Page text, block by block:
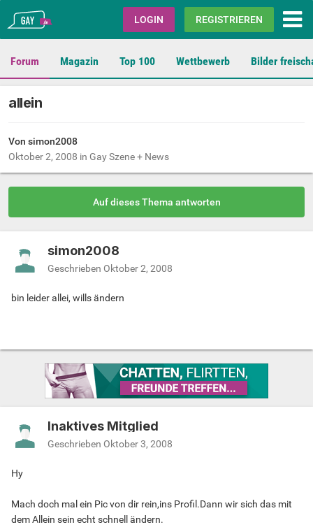
Gay.de LOGIN REGISTRIEREN
Forum Magazin Top 100 Wettbewerb Bilder
allein
Von simon2008
Oktober 2, 2008 in Gay Szene + News
Auf dieses Thema antworten
simon2008
Geschrieben Oktober 2, 2008
bin leider allei, wills ändern
Inaktives Mitglied
Geschrieben Oktober 3, 2008
Hy
Mach doch mal ein Pic von dir rein,ins Profil.Dann wir sich das mit
dem Allein sein echt schnell ändern.